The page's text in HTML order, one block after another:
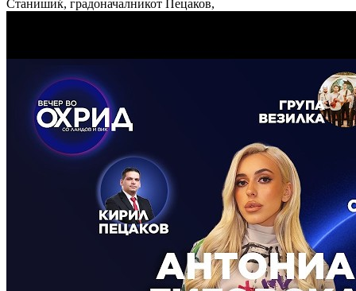
Станишиќ, градоначалникот Пецаков,